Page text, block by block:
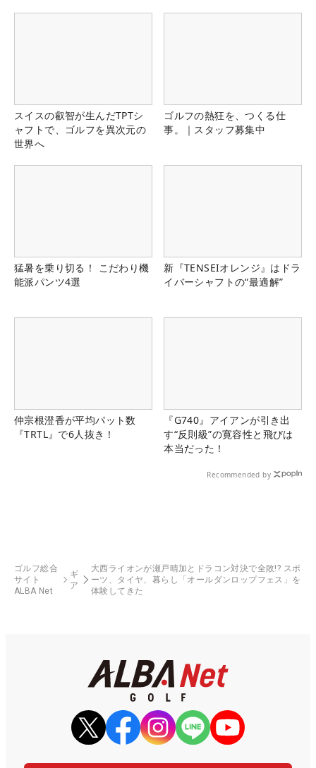
スイスの叡智が生んだTPTシ
ャフトで、ゴルフを異次元の
世界へ
ゴルフの熱狂を、つくる仕
事。｜スタッフ募集中
猛暑を乗り切る！ こだわり機
能派パンツ4選
新『TENSEIオレンジ』はドラ
イバーシャフトの“最適解”
仲宗根澄香が平均パット数
『TRTL』で6人抜き！
『G740』アイアンが引き出
す“反則級”の寛容性と飛びは
本当だった！
Recommended by
ゴルフ総合
サイト
ALBA Net
ギ
ア
大西ライオンが瀬戸晴加とドラコン対決で全敗!? スポ
ーツ、タイヤ、暮らし「オールダンロップフェス」を
体験してきた